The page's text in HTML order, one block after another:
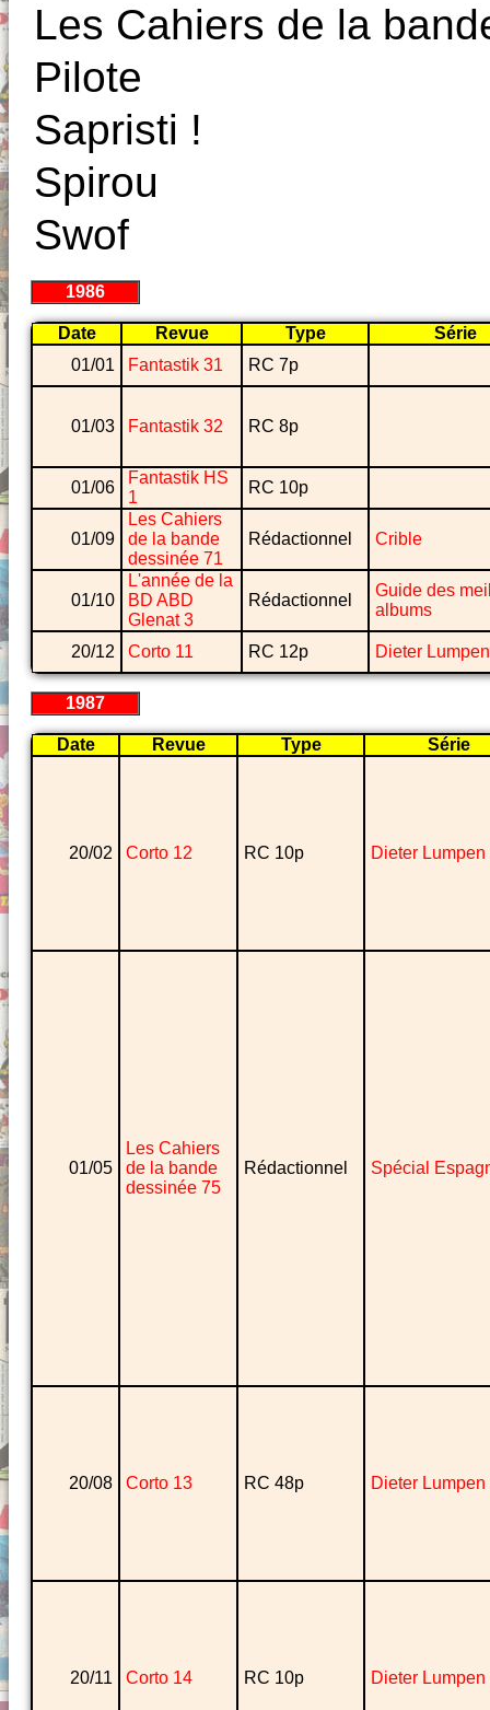
Les Cahiers de la
Pilote
Sapristi !
Spirou
Swof
1986
Date Revue Type
Série
01/01
Fantastik 31 RC 7p
01/03 Fantastik 32 RC 8p
01/06
Fantastik HS
1
RC 10p
01/09
Les Cahiers
de la bande
dessinée 71
Rédactionnel Crible
01/10
L'année de la
BD ABD
Glenat 3
Rédactionnel
Guide des
albums
20/12 Corto 11 RC 12p Dieter Lumpen
1987
Date Revue Type Série
20/02 Corto 12 RC 10p Dieter Lumpen
01/05
Les Cahiers
de la bande
dessinée 75
Rédactionnel Spécial
20/08 Corto 13 RC 48p Dieter Lumpen
20/11 Corto 14 RC 10p Dieter Lumpen